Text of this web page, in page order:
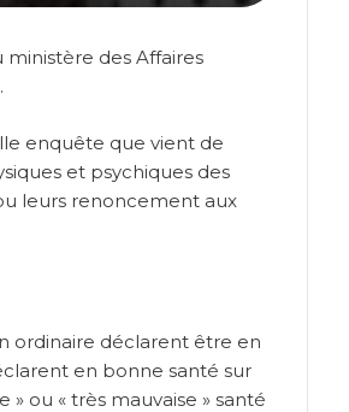
ministère des Affaires
enquête que vient de
et psychiques des
leurs renoncement aux
ordinaire déclarent être en
en bonne santé sur
ou « très mauvaise » santé